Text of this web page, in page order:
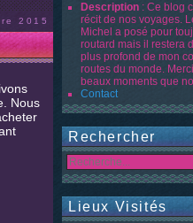
2015
Nous
Description : Ce blog
récit de nos voyages.
Michel a posé pour
routard mais il restera
plus profond de mon
routes du monde.
beaux moments que
Contact
Rechercher
Lieux Visités